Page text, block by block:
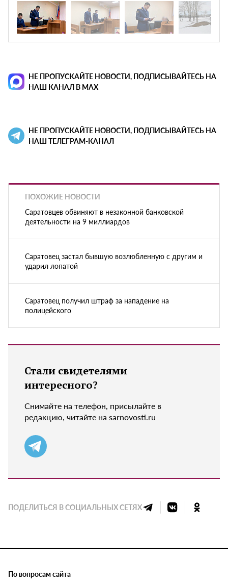
НЕ ПРОПУСКАЙТЕ НОВОСТИ, ПОДПИСЫВАЙТЕСЬ НА
НАШ КАНАЛ В MAX
НЕ ПРОПУСКАЙТЕ НОВОСТИ, ПОДПИСЫВАЙТЕСЬ НА
НАШ ТЕЛЕГРАМ-КАНАЛ
ПОХОЖИЕ НОВОСТИ
Саратовцев обвиняют в незаконной банковской
деятельности на 9 миллиардов
Саратовец застал бывшую возлюбленную с другим и
ударил лопатой
Саратовец получил штраф за нападение на
полицейского
Стали свидетелями
интересного?
Снимайте на телефон, присылайте в
редакцию, читайте на sarnovosti.ru
ПОДЕЛИТЬСЯ В СОЦИАЛЬНЫХ СЕТЯХ
По вопросам сайта